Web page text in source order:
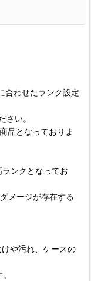
合わせたランク設定
さい。
品となっておりま
ンクとなってお
メージが存在する
や汚れ、ケースの